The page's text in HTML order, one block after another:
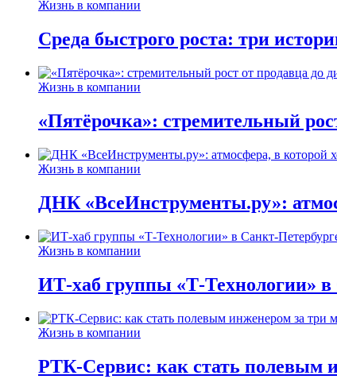
Жизнь в компании
Среда быстрого роста: три
Жизнь в компании
«Пятёрочка»: стремительный
Жизнь в компании
ДНК «ВсеИнструменты.ру»:
Жизнь в компании
ИТ-хаб группы «Т-Технологии» в
Жизнь в компании
РТК-Сервис: как стать полевым